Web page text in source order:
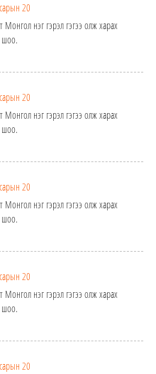
20
Монгол нэг гэрэл гэгээ олж харах
шоо.
20
Монгол нэг гэрэл гэгээ олж харах
шоо.
20
Монгол нэг гэрэл гэгээ олж харах
шоо.
20
Монгол нэг гэрэл гэгээ олж харах
шоо.
20